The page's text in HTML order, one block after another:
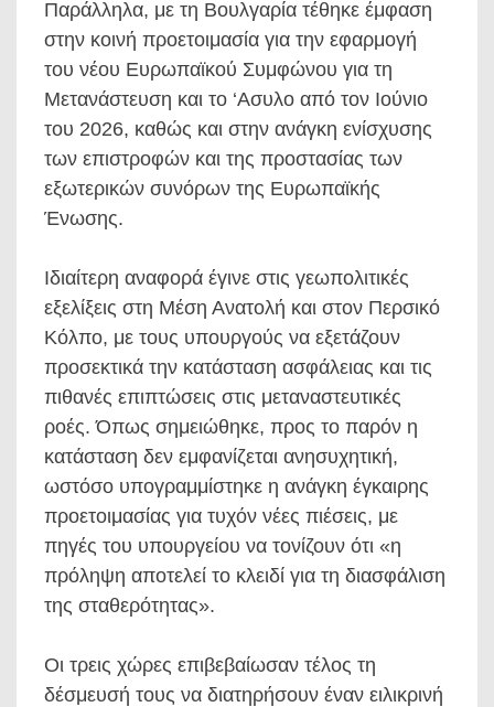
Παράλληλα, με τη Βουλγαρία τέθηκε έμφαση
στην κοινή προετοιμασία για την εφαρμογή
του νέου Ευρωπαϊκού Συμφώνου για τη
Μετανάστευση και το ‘Ασυλο από τον Ιούνιο
του 2026, καθώς και στην ανάγκη ενίσχυσης
των επιστροφών και της προστασίας των
εξωτερικών συνόρων της Ευρωπαϊκής
Ένωσης.
Ιδιαίτερη αναφορά έγινε στις γεωπολιτικές
εξελίξεις στη Μέση Ανατολή και στον Περσικό
Κόλπο, με τους υπουργούς να εξετάζουν
προσεκτικά την κατάσταση ασφάλειας και τις
πιθανές επιπτώσεις στις μεταναστευτικές
ροές. Όπως σημειώθηκε, προς το παρόν η
κατάσταση δεν εμφανίζεται ανησυχητική,
ωστόσο υπογραμμίστηκε η ανάγκη έγκαιρης
προετοιμασίας για τυχόν νέες πιέσεις, με
πηγές του υπουργείου να τονίζουν ότι «η
πρόληψη αποτελεί το κλειδί για τη διασφάλιση
της σταθερότητας».
Οι τρεις χώρες επιβεβαίωσαν τέλος τη
δέσμευσή τους να διατηρήσουν έναν ειλικρινή